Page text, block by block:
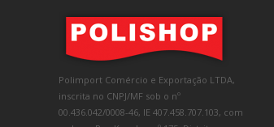
Polimport Comércio e Exportação LTDA,
inscrita no CNPJ/MF sob o nº
00.436.042/0008-46, IE 407.458.707.103, com